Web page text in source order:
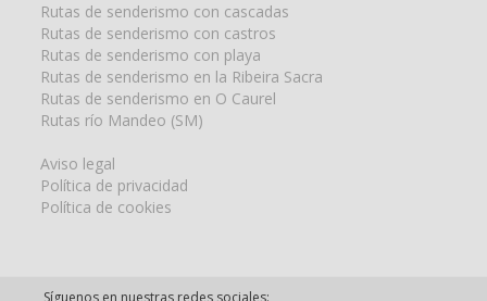
Rutas de senderismo con cascadas
Rutas de senderismo con castros
Rutas de senderismo con playa
Rutas de senderismo en la Ribeira Sacra
Rutas de senderismo en O Caurel
Rutas río Mandeo (SM)
Aviso legal
Política de privacidad
Política de cookies